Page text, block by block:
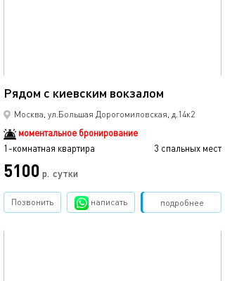
Рядом с киевским вокзалом
Москва, ул.Большая Дорогомиловская, д.14к2
моментальное бронирование
1-комнатная квартира
3 спальных мест
5100 р. сутки
подробнее
Позвонить написать Забронировать